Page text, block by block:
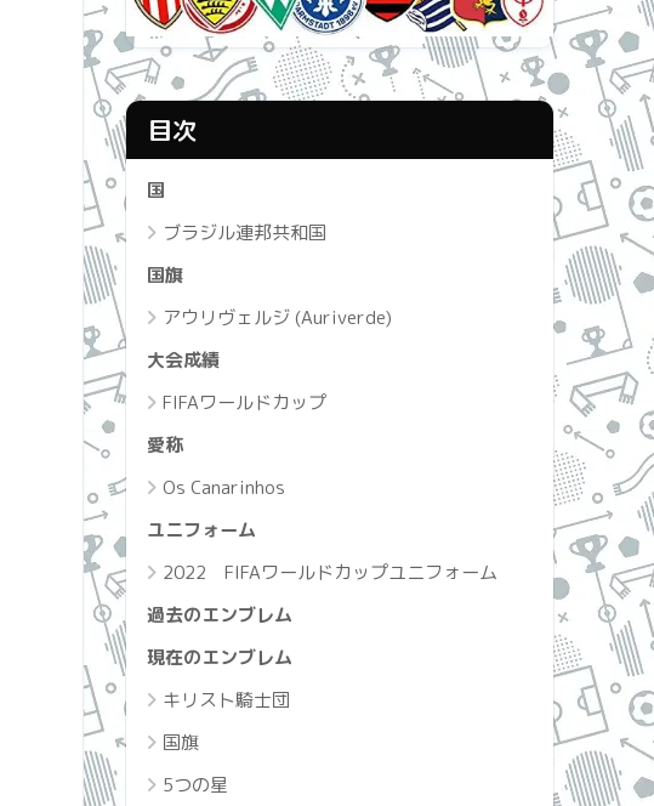
目次
国
ブラジル連邦共和国
国旗
アウリヴェルジ (Auriverde)
大会成績
FIFAワールドカップ
愛称
Os Canarinhos
ユニフォーム
2022 FIFAワールドカップユニフォーム
過去のエンブレム
現在のエンブレム
キリスト騎士団
国旗
5つの星